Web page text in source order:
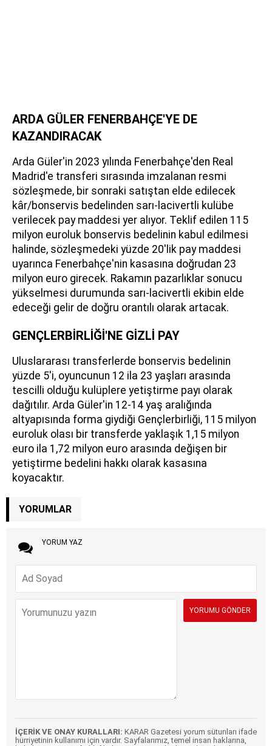
ARDA GÜLER FENERBAHÇE'YE DE
KAZANDIRACAK
Arda Güler'in 2023 yılında Fenerbahçe'den Real
Madrid'e transferi sırasında imzalanan resmi
sözleşmede, bir sonraki satıştan elde edilecek
kâr/bonservis bedelinden sarı-lacivertli kulübe
verilecek pay maddesi yer alıyor. Teklif edilen 115
milyon euroluk bonservis bedelinin kabul edilmesi
halinde, sözleşmedeki yüzde 20'lik pay maddesi
uyarınca Fenerbahçe'nin kasasına doğrudan 23
milyon euro girecek. Rakamın pazarlıklar sonucu
yükselmesi durumunda sarı-lacivertli ekibin elde
edeceği gelir de doğru orantılı olarak artacak.
GENÇLERBİRLİĞİ'NE GİZLİ PAY
Uluslararası transferlerde bonservis bedelinin
yüzde 5'i, oyuncunun 12 ila 23 yaşları arasında
tescilli olduğu kulüplere yetiştirme payı olarak
dağıtılır. Arda Güler'in 12-14 yaş aralığında
altyapısında forma giydiği Gençlerbirliği, 115 milyon
euroluk olası bir transferde yaklaşık 1,15 milyon
euro ila 1,72 milyon euro arasında değişen bir
yetiştirme bedelini hakkı olarak kasasına
koyacaktır.
YORUMLAR
YORUM YAZ
İÇERİK VE ONAY KURALLARI: KARAR Gazetesi yorum sütunları ifade
hürriyetinin kullanımı için vardır. Sayfalarımız, temel insan haklarına,